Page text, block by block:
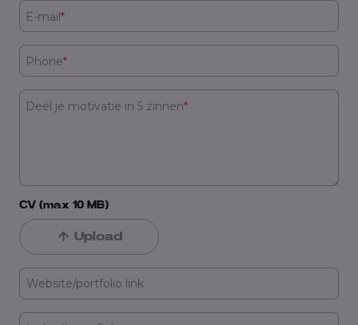
E-mail*
Phone*
Deel je motivatie in 5 zinnen*
CV (max 10 MB)
Upload